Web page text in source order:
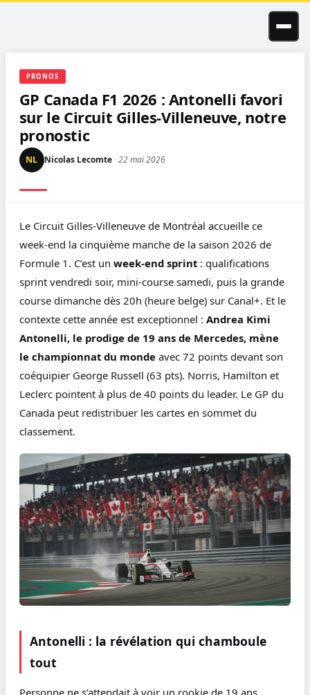
PRONOS
GP Canada F1 2026 : Antonelli favori
sur le Circuit Gilles-Villeneuve, notre
pronostic
NL Nicolas Lecomte · 22 mai 2026
Le Circuit Gilles-Villeneuve de Montréal accueille ce
week-end la cinquième manche de la saison 2026 de
Formule 1. C’est un week-end sprint: qualifications
sprint vendredi soir, mini-course samedi, puis la grande
course dimanche dès 20h (heure belge) sur Canal+. Et le
contexte cette année est exceptionnel : Andrea Kimi
Antonelli, le prodige de 19 ans de Mercedes, mène
le championnat du mondeavec 72 points devant son
coéquipier George Russell (63 pts). Norris, Hamilton et
Leclerc pointent à plus de 40 points du leader. Le GP du
Canada peut redistribuer les cartes en sommet du
classement.
Antonelli : la révélation qui chamboule
tout
Personne ne s’attendait à voir un rookie de 19 ans